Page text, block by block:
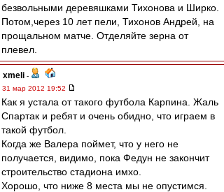
безвольными деревяшками Тихонова и Ширко.
Потом,через 10 лет пели, Тихонов Андрей, на
прощальном матче. Отделяйте зерна от
плевел.
xmeli -
31 мар 2012 19:52
Как я устала от такого футбола Карпина. Жаль
Спартак и ребят и очень обидно, что играем в
такой футбол.
Когда же Валера поймет, что у него не
получается, видимо, пока Федун не закончит
строительство стадиона имхо.
Хорошо, что ниже 8 места мы не опустимся.